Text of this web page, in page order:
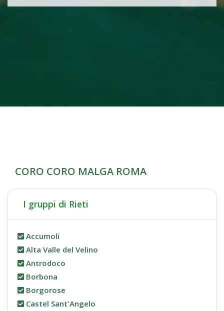
CORO CORO MALGA ROMA
I gruppi di Rieti
Accumoli
Alta Valle del Velino
Antrodoco
Borbona
Borgorose
Castel Sant'Angelo